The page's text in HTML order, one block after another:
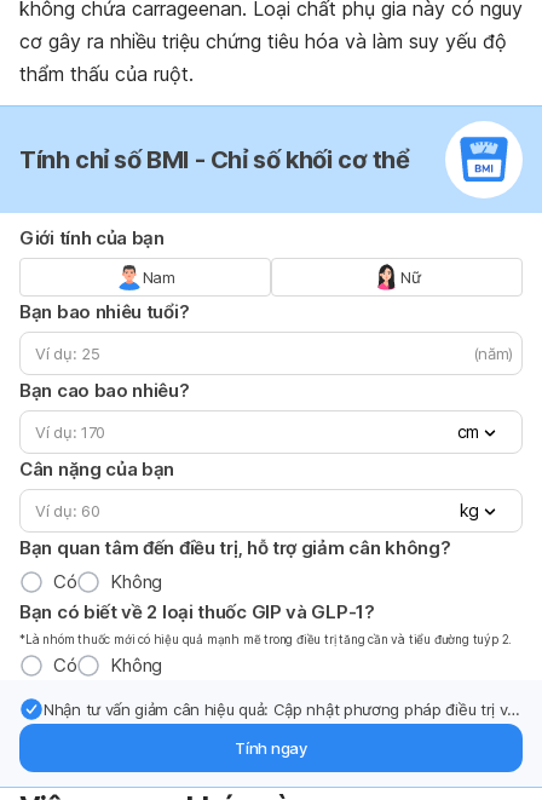
không chứa carrageenan. Loại chất phụ gia này có nguy
cơ gây ra nhiều triệu chứng tiêu hóa và làm suy yếu độ
thẩm thấu của ruột.
Tính chỉ số BMI - Chỉ số khối cơ thể
Giới tính của bạn
Nam Nữ
Bạn bao nhiêu tuổi?
(năm)
Bạn cao bao nhiêu?
cm
Cân nặng của bạn
kg
Bạn quan tâm đến điều trị, hỗ trợ giảm cân không?
Có
Không
Bạn có biết về 2 loại thuốc GIP và GLP-1?
*Là nhóm thuốc mới có hiệu quả mạnh mẽ trong điều trị tăng cần và tiểu đường tuýp 2.
Có Không
Nhận tư vấn giảm cân hiệu quả: Cập nhật phương pháp điều trị và
Tính ngay